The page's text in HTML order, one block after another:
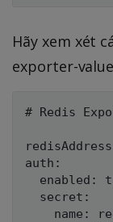
Hãy xem xét
exporter-
# Redis
auth:
enabled:
  secret:
name: